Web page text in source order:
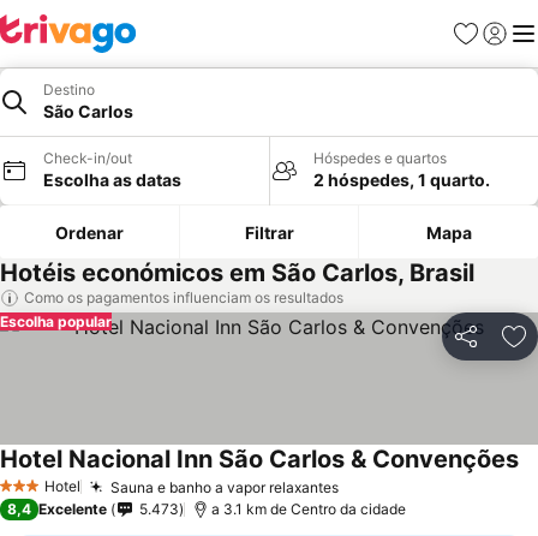
Favoritos
Iniciar
Destino
São Carlos
Check-in/out
Escolha as datas
Hóspedes e quartos
2 hóspedes, 1 quarto.
Ordenar Filtrar Mapa
Hotéis económicos em São Carlos, Brasil
Como os pagamentos influenciam os resultados
Partilhar
Escolha popular
3 EstrelasHotel Sauna e banho a vapor relaxantes
Hotel Nacional Inn São Carlos & Convenções
8,4 Excelente 5.473 a 3.1 km de Centro da cidade